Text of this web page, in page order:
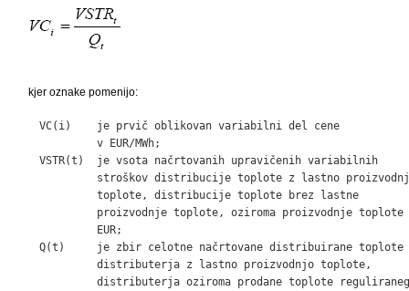
kjer oznake pomenijo:
VC(i)    je prvič oblikovan variabilni del cene
             v EUR/MWh;
    VSTR(t)  je vsota načrtovanih upravičenih variabilnih
stroškov distribucije toplote z lastno
             toplote, distribucije toplote brez lastne
proizvodnje toplote, oziroma proizvodnje toplote
             EUR;
    Q(t)     je zbir celotne načrtovane distribuirane toplote
             distributerja z lastno proizvodnjo toplote,
distributerja oziroma prodane toplote